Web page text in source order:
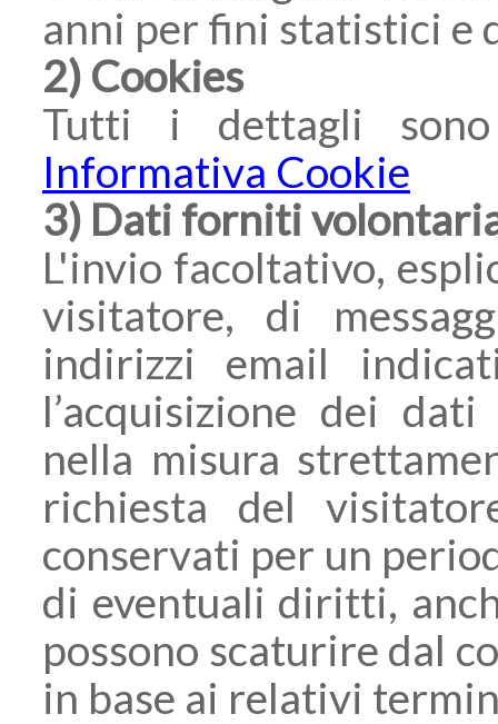
anni per fini statistici e
2) Cookies
Tutti i dettagli
Informativa Cookie
3) Dati forniti
L'invio facoltativo,
visitatore, di
indirizzi email
l’acquisizione dei
nella misura
richiesta del
conservati per un
di eventuali diritti,
possono scaturire dal
in base ai relativi